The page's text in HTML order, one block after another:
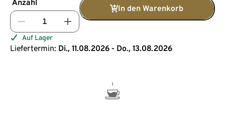
Anzahl
In den Warenkorb
Auf Lager
Liefertermin: Di., 11.08.2026 - Do., 13.08.2026